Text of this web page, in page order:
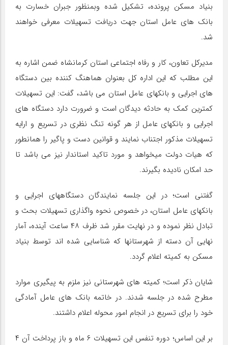
بنیاد مسکن پرونده، تشکیل شده وبمنظور جبران خسارت به
بانک های عامل استان جهت دریافت تسهیلات معرفی خواهند
شد.
مدیرکل تعاون، کار و رفاه اجتماعی استان کرمانشاه ضمن اشاره به
این مطلب که این اداره کل بعنوان هماهنگ کننده بین دستگاه
های اجرایی و بانکهای عامل استان می باشد، گفت: این تسهیلات
کمترین کمک به حادثه دیدگان است و ضرورت دارد دستگاه های
اجرایی و بانکهای عامل از هر گونه تنگ نظری در تسریع و ارایه
تسهیلات مذکور اجتناب نمایند و قوانین دست و پاگیر را همانطور
که هیات دولت میخواهد و مورد تاکید استاندار نیز می باشد تا
حد امکان نادیده بگیرند.
گفتنی است؛ در این جلسه نمایندگان دستگاههای اجرایی و
بانکهای عامل استان، در خصوص نحوه واگذاری تسهیلات بحث و
تبادل نظر نموده و در نهایت مقرر شد ظرف ۴۸ ساعت آینده، آمار
نهایی آن دسته از شهرستانها که شناسایی شده اند توسط بنیاد
مسکن به کمیته اعلام گردد.
شایان ذکر است؛ کمیته های شهرستانی نیز ملزم به پیگیری موارد
مطرح شده در جلسه شدند. در خاتمه بانک های عامل آمادگی
خود را برای تسریع در انجام امور محوله اعلام داشتند.
بر این اساس؛ دوره تنفس این تسهیلات ۶ ماه و باز پرداخت آن ۴